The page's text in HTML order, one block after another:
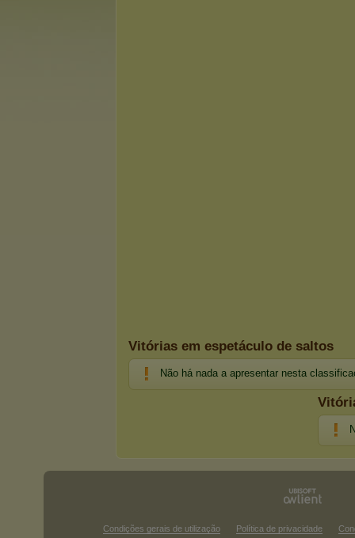
Vitórias em espetáculo de saltos
Não há nada a apresentar nesta
Condições gerais de utilização Política de privacidade